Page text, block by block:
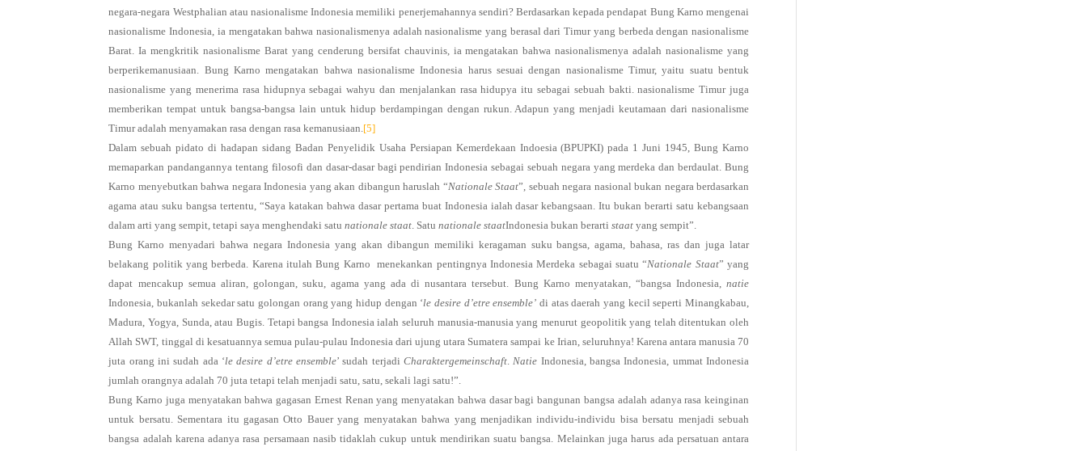
negara-negara Westphalian atau nasionalisme Indonesia memiliki penerjemahannya sendiri? Berdasarkan kepada pendapat Bung Karno mengenai
nasionalisme Indonesia, ia mengatakan bahwa nasionalismenya adalah nasionalisme yang berasal dari Timur yang berbeda dengan nasionalisme
Barat. Ia mengkritik nasionalisme Barat yang cenderung bersifat chauvinis, ia mengatakan bahwa nasionalismenya adalah nasionalisme yang
berperikemanusiaan. Bung Karno mengatakan bahwa nasionalisme Indonesia harus sesuai dengan nasionalisme Timur, yaitu suatu bentuk
nasionalisme yang menerima rasa hidupnya sebagai wahyu dan menjalankan rasa hidupya itu sebagai sebuah bakti. nasionalisme Timur juga
memberikan tempat untuk bangsa-bangsa lain untuk hidup berdampingan dengan rukun. Adapun yang menjadi keutamaan dari nasionalisme
Timur adalah menyamakan rasa dengan rasa kemanusiaan.[5]
Dalam sebuah pidato di hadapan sidang Badan Penyelidik Usaha Persiapan Kemerdekaan Indoesia (BPUPKI) pada 1 Juni 1945, Bung Karno
memaparkan pandangannya tentang filosofi dan dasar-dasar bagi pendirian Indonesia sebagai sebuah negara yang merdeka dan berdaulat. Bung
Karno menyebutkan bahwa negara Indonesia yang akan dibangun haruslah “Nationale Staat”, sebuah negara nasional bukan negara berdasarkan
agama atau suku bangsa tertentu, “Saya katakan bahwa dasar pertama buat Indonesia ialah dasar kebangsaan. Itu bukan berarti satu kebangsaan
dalam arti yang sempit, tetapi saya menghendaki satunationale staat. Satunationale staatIndonesia bukan berartistaat yang sempit”.
Bung Karno menyadari bahwa negara Indonesia yang akan dibangun memiliki keragaman suku bangsa, agama, bahasa, ras dan juga latar
belakang politik yang berbeda. Karena itulah Bung Karno menekankan pentingnya Indonesia Merdeka sebagai suatu “Nationale Staat” yang
dapat mencakup semua aliran, golongan, suku, agama yang ada di nusantara tersebut. Bung Karno menyatakan, “bangsa Indonesia,natie
Indonesia, bukanlah sekedar satu golongan orang yang hidup dengan ‘le desire d’etre ensemble’ di atas daerah yang kecil seperti Minangkabau,
Madura, Yogya, Sunda, atau Bugis. Tetapi bangsa Indonesia ialah seluruh manusia-manusia yang menurut geopolitik yang telah ditentukan oleh
Allah SWT, tinggal di kesatuannya semua pulau-pulau Indonesia dari ujung utara Sumatera sampai ke Irian, seluruhnya! Karena antara manusia 70
juta orang ini sudah ada ‘le desire d’etre ensemble’ sudah terjadiCharaktergemeinschaft.Natie Indonesia, bangsa Indonesia, ummat Indonesia
jumlah orangnya adalah 70 juta tetapi telah menjadi satu, satu, sekali lagi satu!”.
Bung Karno juga menyatakan bahwa gagasan Ernest Renan yang menyatakan bahwa dasar bagi bangunan bangsa adalah adanya rasa keinginan
untuk bersatu. Sementara itu gagasan Otto Bauer yang menyatakan bahwa yang menjadikan individu-individu bisa bersatu menjadi sebuah
bangsa adalah karena adanya rasa persamaan nasib tidaklah cukup untuk mendirikan suatu bangsa. Melainkan juga harus ada persatuan antara